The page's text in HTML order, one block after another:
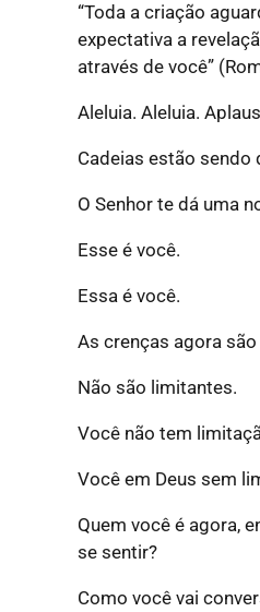
“Toda a criação
expectativa a
através de você”
Aleluia. Aleluia.
Cadeias estão sendo
O Senhor te dá uma
Esse é você.
Essa é você.
As crenças agora
Não são limitantes.
Você não tem
Você em Deus sem
Quem você é agora,
se sentir?
Como você vai